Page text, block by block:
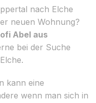
nach Elche
neuen Wohnung?
Abel aus
bei der Suche
kann eine
wenn man sich in